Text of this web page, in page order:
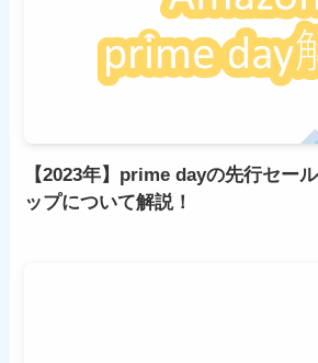
【2023年】prime dayの先行セー
ップについて解説！